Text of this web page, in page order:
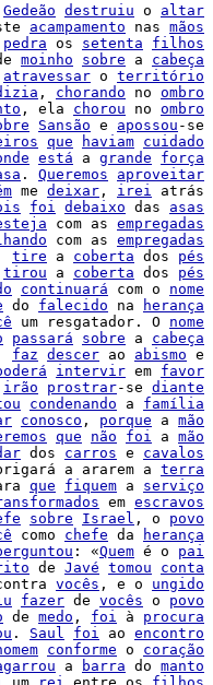
Gedeão destruiu o altar
acampamento nas mãos
pedra os setenta
filhos
moinho sobre a cabeça
atravessar o território
, chorando no ombro
, ela chorou no ombro
Sansão e apossou -se
que haviam cuidado
está a grande
força
. Queremos
aproveitar
me deixar , irei
atrás
foi debaixo das asas
com as empregadas
com as empregadas
tire a coberta dos pés
tirou a coberta dos pés
continuará com o nome
do falecido na
herança
um resgatador. O nome
passará sobre a cabeça
faz descer ao abismo e
intervir em favor
irão prostrar-se diante
condenando a família
conosco , porque a mão
que não foi a mão
dos carros e cavalos
a ararem a terra
que fiquem a serviço
em escravos
sobre Israel , o povo
como chefe da
herança
: «Quem é o pai
de Javé tomou
conta
vocês , e o ungido
fazer de vocês o povo
de medo , foi à procura
. Saul foi ao encontro
conforme o coração
a barra do manto